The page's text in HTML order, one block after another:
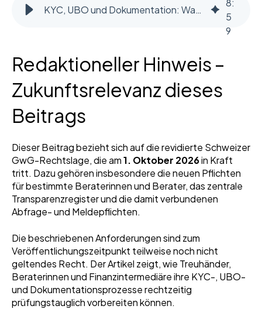
KYC, UBO und Dokumentation: Was gehört in ein prüfungstaugliches Schweizer GwG-Dossier?
8:
5
9
Redaktioneller Hinweis –
Zukunftsrelevanz dieses
Beitrags
Dieser Beitrag bezieht sich auf die revidierte Schweizer
GwG-Rechtslage, die am1. Oktober 2026in Kraft
tritt. Dazu gehören insbesondere die neuen Pflichten
für bestimmte Beraterinnen und Berater, das zentrale
Transparenzregister und die damit verbundenen
Abfrage- und Meldepflichten.
Die beschriebenen Anforderungen sind zum
Veröffentlichungszeitpunkt teilweise noch nicht
geltendes Recht. Der Artikel zeigt, wie Treuhänder,
Beraterinnen und Finanzintermediäre ihre KYC-, UBO-
und Dokumentationsprozesse rechtzeitig
prüfungstauglich vorbereiten können.